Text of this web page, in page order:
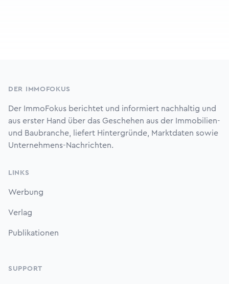
DER IMMOFOKUS
Der ImmoFokus berichtet und informiert nachhaltig und
aus erster Hand über das Geschehen aus der Immobilien-
und Baubranche, liefert Hintergründe, Marktdaten sowie
Unternehmens-Nachrichten.
LINKS
Werbung
Verlag
Publikationen
SUPPORT